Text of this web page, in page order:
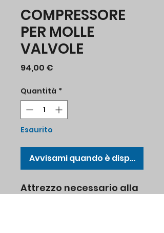
COMPRESSORE
PER MOLLE
VALVOLE
94,00 €
Quantità *
Esaurito
Avvisami quando è disponibile
Attrezzo necessario alla